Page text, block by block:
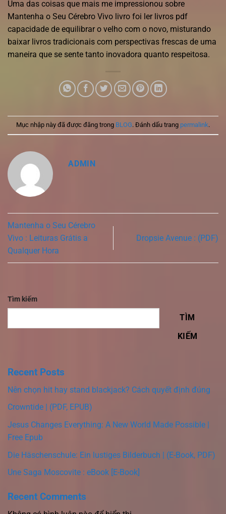
Uma das coisas que mais me impressionou sobre
Mantenha o Seu Cérebro Vivo livro foi ler livros pdf
capacidade de equilibrar o velho com o novo, misturando
baixar livros tradicionais com perspectivas frescas de uma
maneira que se sente tanto inovadora quanto respeitosa.
Mục nhập này đã được đăng trong BLOG. Đánh dấu trang permalink.
ADMIN
Mantenha o Seu Cérebro
Vivo : Leituras Grátis a
Qualquer Hora
Dropsie Avenue : (PDF)
Tìm kiếm
TÌM
KIẾM
Recent Posts
Nên chọn hit hay stand blackjack? Cách quyết định đúng
Crowntide | (PDF, EPUB)
Jesus Changes Everything: A New World Made Possible |
Free Epub
Die Häschenschule: Ein lustiges Bilderbuch | (E-Book, PDF)
Une Saga Moscovite : eBook [E-Book]
Recent Comments